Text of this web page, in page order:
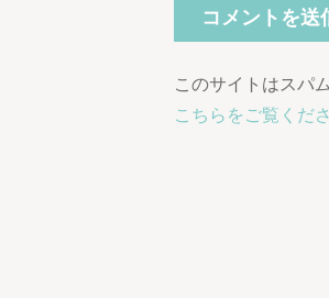
このサイトはスパ
こちらをご覧くだ